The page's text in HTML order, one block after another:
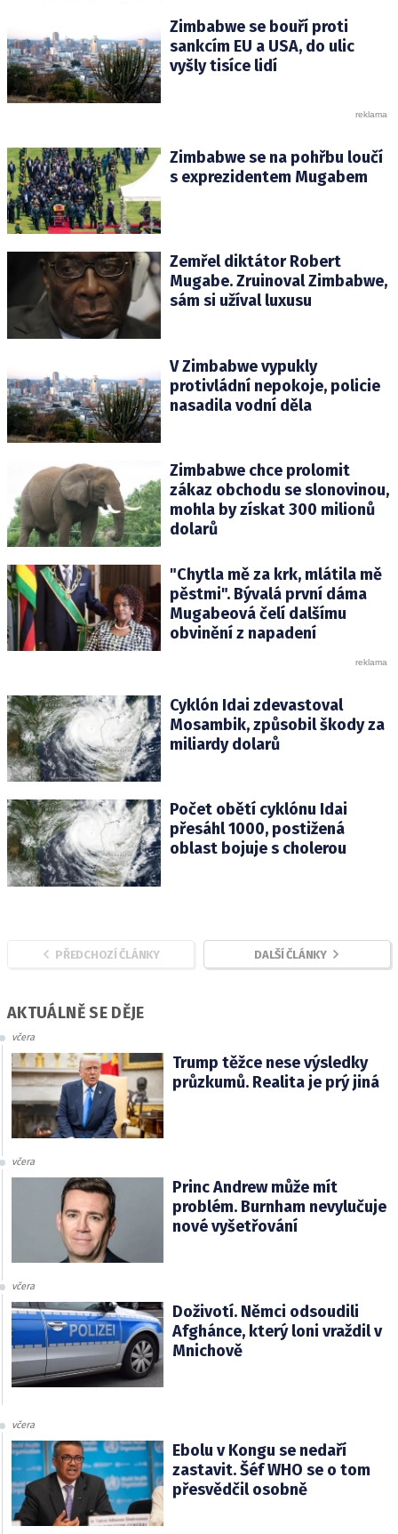
Zimbabwe se bouří proti
sankcím EU a USA, do ulic
vyšly tisíce lidí
Zimbabwe se na pohřbu loučí
s exprezidentem Mugabem
Zemřel diktátor Robert
Mugabe. Zruinoval Zimbabwe,
sám si užíval luxusu
V Zimbabwe vypukly
protivládní nepokoje, policie
nasadila vodní děla
Zimbabwe chce prolomit
zákaz obchodu se slonovinou,
mohla by získat 300 milionů
dolarů
"Chytla mě za krk, mlátila mě
pěstmi". Bývalá první dáma
Mugabeová čelí dalšímu
obvinění z napadení
Cyklón Idai zdevastoval
Mosambik, způsobil škody za
miliardy dolarů
Počet obětí cyklónu Idai
přesáhl 1000, postižená
oblast bojuje s cholerou
PŘEDCHOZÍ ČLÁNKY DALŠÍ ČLÁNKY
AKTUÁLNĚ SE DĚJE
včera
Trump těžce nese výsledky
průzkumů. Realita je prý jiná
včera
Princ Andrew může mít
problém. Burnham nevylučuje
nové vyšetřování
včera
Doživotí. Němci odsoudili
Afghánce, který loni vraždil v
Mnichově
včera
Ebolu v Kongu se nedaří
zastavit. Šéf WHO se o tom
přesvědčil osobně